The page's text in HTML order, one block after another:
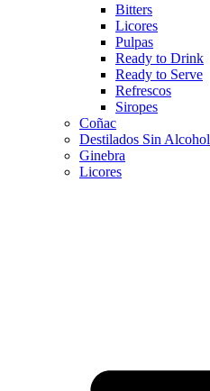
Bitters
Licores
Pulpas
Ready to Drink
Ready to Serve
Refrescos
Siropes
Coñac
Destilados Sin Alcohol
Ginebra
Licores